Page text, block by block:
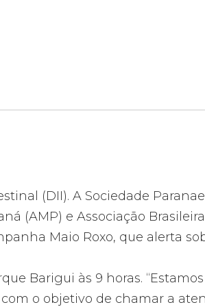
(DII). A Sociedade
(AMP) e Associação
Maio Roxo, que alerta
Barigui às 9 horas.
o objetivo de chamar a